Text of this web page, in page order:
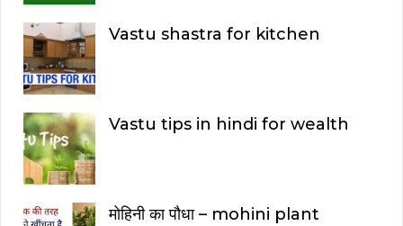
Vastu shastra for kitchen
Vastu tips in hindi for wealth
मोहिनी का पौधा – mohini plant